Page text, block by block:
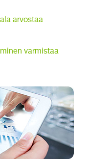
arvostaa
varmistaa